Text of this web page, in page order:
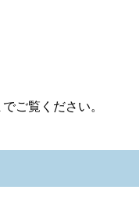
ご覧ください。